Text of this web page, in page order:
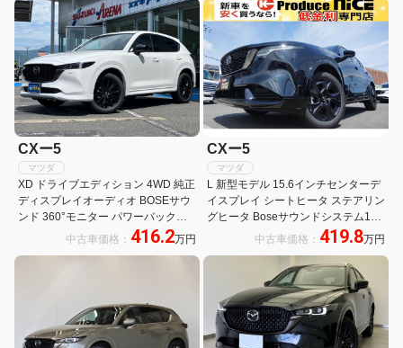
シートパワーバックドアサンルーフ
BOSEサウンド
ラミックビュー
CXー5
マツダ
XD ドライブエディション 4WD 純正
ディスプレイオーディオ BOSEサウ
ンド 360°モニター パワーバックド
ア 革シート パワーシート シートヒ
ーター ステアリングヒーター レーダ
中古車価格： 416.2万円
CXー5
マツダ
L 新型モデル 15.6インチセンターデ
イスプレイ シートヒータ ステアリン
グヒータ Boseサウンドシステム12
スピーカ ワイヤレス充電器 ハンズフ
リー機能付きパワーバックドア パノ
ラミックビューモニタ
中古車価格： 419.8万円